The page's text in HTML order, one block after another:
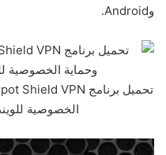
وAndroid.
الخصوصية